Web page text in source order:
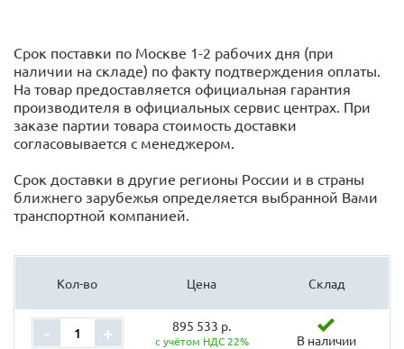
Срок поставки по Москве 1-2 рабочих дня (при
наличии на складе) по факту подтверждения оплаты.
На товар предоставляется официальная гарантия
производителя в официальных сервис центрах. При
заказе партии товара стоимость доставки
согласовывается с менеджером.
Срок доставки в другие регионы России и в страны
ближнего зарубежья определяется выбранной Вами
транспортной компанией.
Кол-во Цена Склад
- + 895 533 р.
с учётом НДС 22% В наличии